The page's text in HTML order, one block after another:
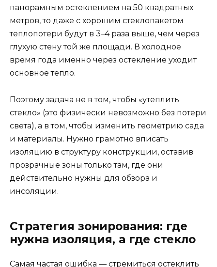
панорамным остеклением на 50 квадратных
метров, то даже с хорошим стеклопакетом
теплопотери будут в 3–4 раза выше, чем через
глухую стену той же площади. В холодное
время года именно через остекление уходит
основное тепло.
Поэтому задача не в том, чтобы «утеплить
стекло» (это физически невозможно без потери
света), а в том, чтобы изменить геометрию сада
и материалы. Нужно грамотно вписать
изоляцию в структуру конструкции, оставив
прозрачные зоны только там, где они
действительно нужны для обзора и
инсоляции.
Стратегия зонирования: где
нужна изоляция, а где стекло
Самая частая ошибка — стремиться остеклить